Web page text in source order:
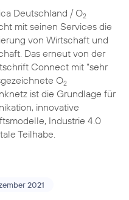
Deutschland / O2
mit seinen Services die
von Wirtschaft und
Das erneut von der
Connect mit “sehr
O2
ist die Grundlage für
innovative
Industrie 4.0
Teilhabe.
2021